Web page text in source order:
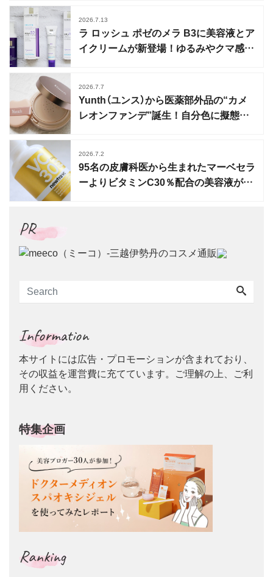
2026.7.13
ラ ロッシュ ポゼのメラ B3に美容液とア
イクリームが新登場！ゆるみやクマ感を
2026.7.7
Yunth（ユンス）から医薬部外品の“カメ
レオンファンデ”誕生！自分色に擬態す
2026.7.2
95名の皮膚科医から生まれたマーベセラ
ーよりビタミンC30％配合の美容液が誕
PR
Information
本サイトには広告・プロモーションが含まれており、
その収益を運営費に充てています。ご理解の上、ご利
用ください。
特集企画
Ranking